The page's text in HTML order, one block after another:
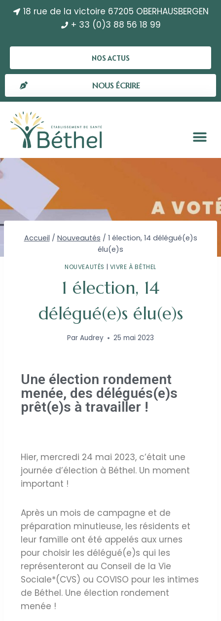
18 rue de la victoire 67205 OBERHAUSBERGEN
+ 33 (0)3 88 56 18 99
NOS ACTUS
NOUS ÉCRIRE
Accueil / Nouveautés / 1 élection, 14 délégué(e)s
élu(e)s
NOUVEAUTÉS | VIVRE À BÉTHEL
1 élection, 14
délégué(e)s élu(e)s
Par Audrey 25 mai 2023
Une élection rondement
menée, des délégués(e)s
prêt(e)s à travailler !
Hier, mercredi 24 mai 2023, c’était une
journée d’élection à Béthel. Un moment
important !
Après un mois de campagne et de
préparation minutieuse, les résidents et
leur famille ont été appelés aux urnes
pour choisir les délégué(e)s qui les
représenteront au Conseil de la Vie
Sociale*(CVS) ou COVISO pour les intimes
de Béthel. Une élection rondement
menée !